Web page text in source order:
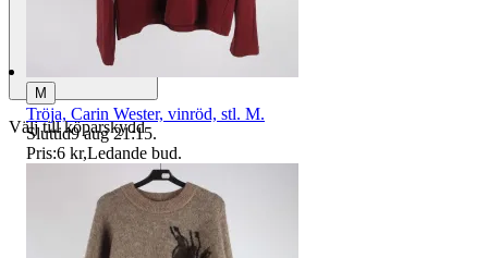
Välj till köparskydd
M
Tröja, Carin Wester, vinröd, stl. M.
Sluttid9 aug 21:15.
Pris:6 kr,Ledande bud.